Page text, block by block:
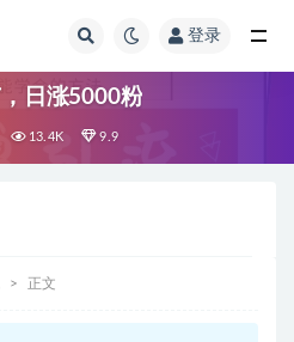
登录
日涨5000粉
13.4K 9.9
正文